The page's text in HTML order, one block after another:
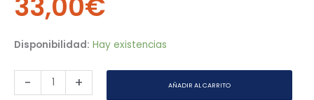
33,00€
Disponibilidad: Hay existencias
- + AÑADIR AL CARRITO